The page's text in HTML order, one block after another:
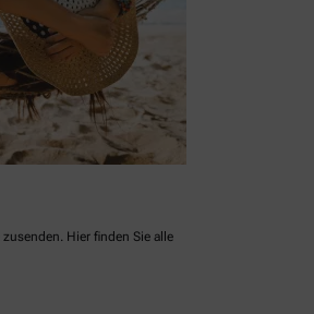
Hier finden Sie alle